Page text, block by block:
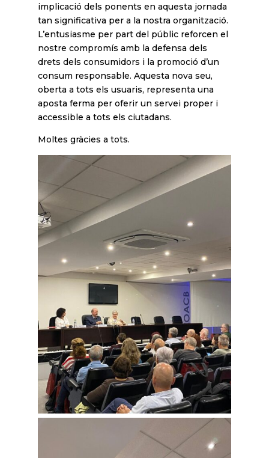
implicació dels ponents en aquesta jornada
tan significativa per a la nostra organització.
L’entusiasme per part del públic reforcen el
nostre compromís amb la defensa dels
drets dels consumidors i la promoció d’un
consum responsable. Aquesta nova seu,
oberta a tots els usuaris, representa una
aposta ferma per oferir un servei proper i
accessible a tots els ciutadans.
Moltes gràcies a tots.